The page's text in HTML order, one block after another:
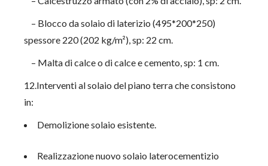
– Blocco da solaio di laterizio (495*200*250)
spessore 220 (202 kg/m²), sp: 22 cm.
– Malta di calce o di calce e cemento, sp: 1 cm.
12.Interventi al solaio del piano terra che consistono
in:
Demolizione solaio esistente.
Realizzazione nuovo solaio laterocementizio